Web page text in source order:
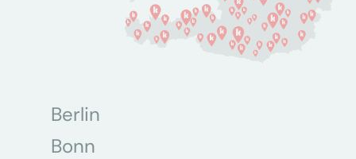
Berlin
Bonn